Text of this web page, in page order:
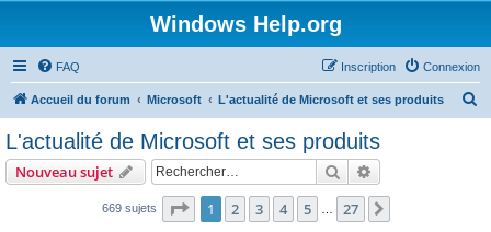
Windows Help.org
FAQ Connexion
Inscription
Accueil du forum Microsoft L'actualité de Microsoft et ses produits
L'actualité de Microsoft et ses produits
Nouveau sujet Rechercher
669 sujets Page 1sur27
1 2 3 4 5 27